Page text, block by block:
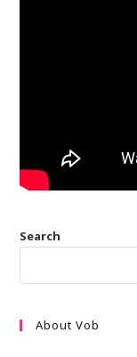
Search
About Vob